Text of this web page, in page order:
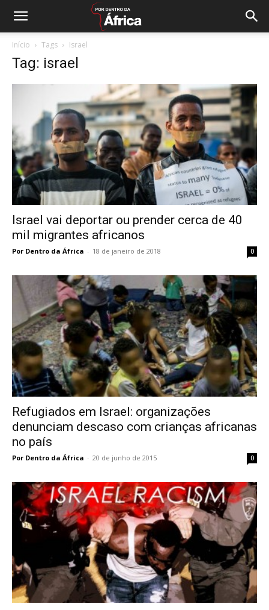
Início Tags Israel
Tag: israel
Israel vai deportar ou prender cerca de 40
mil migrantes africanos
Por Dentro da África - 18 de janeiro de 2018 0
Refugiados em Israel: organizações
denunciam descaso com crianças africanas
no país
Por Dentro da África - 20 de junho de 2015 0